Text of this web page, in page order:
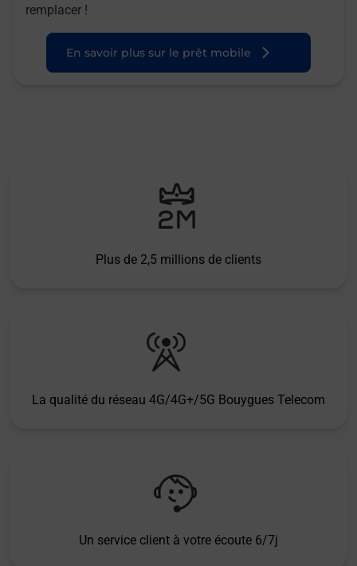
remplacer !
En savoir plus sur le prêt mobile
Plus de 2,5 millions de clients
La qualité du réseau 4G/4G+/5G Bouygues Telecom
Un service client à votre écoute 6/7j